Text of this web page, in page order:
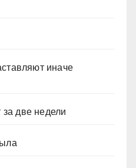
иначе
за две недели